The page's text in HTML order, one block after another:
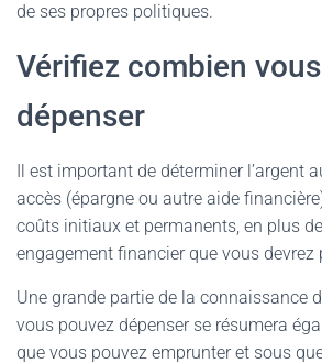
de ses propres politiques.
Vérifiez combien
dépenser
Il est important de déterminer l’argent
accès (épargne ou autre aide
coûts initiaux et permanents, en plus
engagement financier que vous devrez
Une grande partie de la connaissance
vous pouvez dépenser se résumera
que vous pouvez emprunter et sous